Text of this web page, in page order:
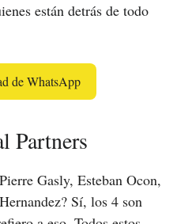
están detrás de todo
de WhatsApp
Partners
Gasly, Esteban Ocon,
Sí, los 4 son